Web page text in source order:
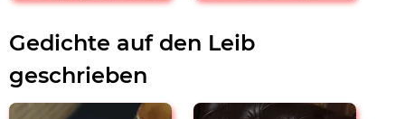
Gedichte auf den Leib
geschrieben